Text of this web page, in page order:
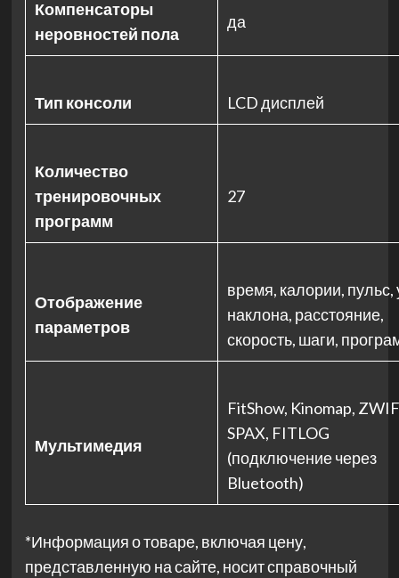
Компенсаторы
неровностей пола
да
Тип консоли LCD дисплей
Количество
тренировочных
программ
27
Отображение
параметров
время, калории, пульс,
наклона, расстояние,
скорость, шаги,
Мультимедия
FitShow, Kinomap,
SPAX, FITLOG
(подключение через
Bluetooth)
*Информация о товаре, включая цену,
представленную на сайте, носит справочный